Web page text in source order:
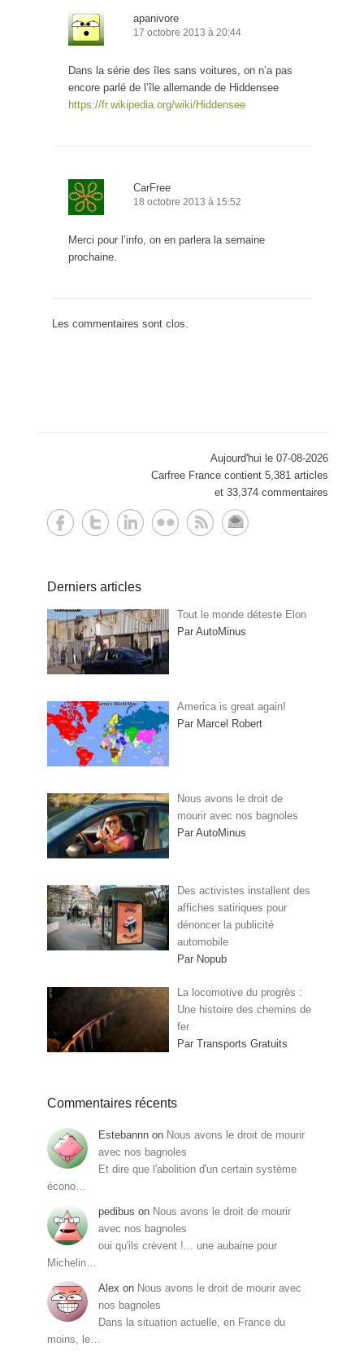
apanivore
17 octobre 2013 à 20:44
Dans la série des îles sans voitures, on n’a pas
encore parlé de l’île allemande de Hiddensee
https://fr.wikipedia.org/wiki/Hiddensee
CarFree
18 octobre 2013 à 15:52
Merci pour l’info, on en parlera la semaine
prochaine.
Les commentaires sont clos.
Aujourd'hui le 07-08-2026
Carfree France contient 5,381 articles
et 33,374 commentaires
Derniers articles
Tout le monde déteste Elon
Par AutoMinus
America is great again!
Par Marcel Robert
Nous avons le droit de
mourir avec nos bagnoles
Par AutoMinus
Des activistes installent des
affiches satiriques pour
dénoncer la publicité
automobile
Par Nopub
La locomotive du progrès :
Une histoire des chemins de
fer
Par Transports Gratuits
Commentaires récents
Estebannn on Nous avons le droit de mourir
avec nos bagnoles
Et dire que l'abolition d'un certain système
écono…
pedibus on Nous avons le droit de mourir
avec nos bagnoles
oui qu'ils crèvent !... une aubaine pour
Michelin…
Alex on Nous avons le droit de mourir avec
nos bagnoles
Dans la situation actuelle, en France du
moins, le…